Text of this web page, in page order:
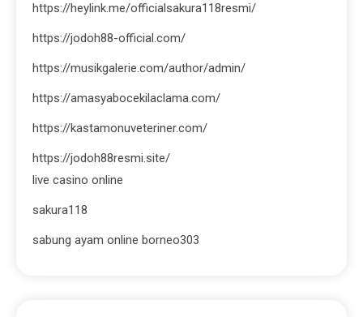
https://heylink.me/officialsakura118resmi/
https://jodoh88-official.com/
https://musikgalerie.com/author/admin/
https://amasyabocekilaclama.com/
https://kastamonuveteriner.com/
https://jodoh88resmi.site/
live casino online
sakura118
sabung ayam online borneo303